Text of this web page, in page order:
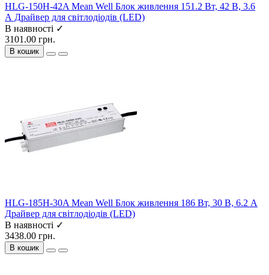
HLG-150H-42A Mean Well Блок живлення 151.2 Вт, 42 В, 3.6
А Драйвер для світлодіодів (LED)
В наявності ✓
3101.00 грн.
В кошик
HLG-185H-30A Mean Well Блок живлення 186 Вт, 30 В, 6.2 А
Драйвер для світлодіодів (LED)
В наявності ✓
3438.00 грн.
В кошик